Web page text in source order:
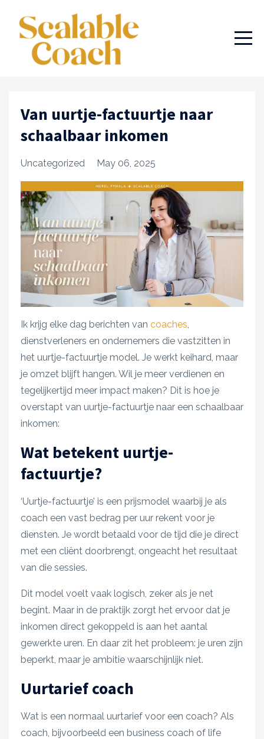
Van uurtje-factuurtje naar
schaalbaar inkomen
Uncategorized May 06, 2025
Ik krijg elke dag berichten van coaches
dienstverleners en ondernemers die vastzitten in
het uurtje-factuurtje model. Je werkt keihard, maar
je omzet blijft hangen. Wil je meer verdienen en
tegelijkertijd meer impact maken? Dit is hoe je
overstapt van uurtje-factuurtje naar een schaalbaar
inkomen:
Wat betekent uurtje-
factuurtje?
‘Uurtje-factuurtje’ is een prijsmodel waarbij je als
coach een vast bedrag per uur rekent voor je
diensten. Je wordt betaald voor de tijd die je direct
met een cliënt doorbrengt, ongeacht het resultaat
van die sessies.
Dit model voelt vaak logisch, zeker als je net
begint. Maar in de praktijk zorgt het ervoor dat je
inkomen direct gekoppeld is aan het aantal
gewerkte uren. En daar zit het probleem: je uren zijn
beperkt, maar je ambitie waarschijnlijk niet.
Uurtarief coach
Wat is een normaal uurtarief voor een coach? Als
coach, bijvoorbeeld een business coach of life